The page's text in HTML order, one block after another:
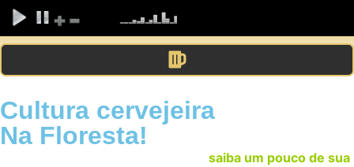
Cultura cervejeira
Na Floresta!
saiba um pouco de sua